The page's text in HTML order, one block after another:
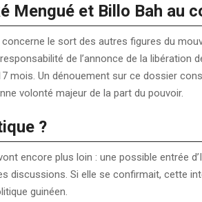
Mengué et Billo Bah au
concerne le sort des autres figures du
de l’annonce de la libération
mois. Un dénouement sur ce dossier
volonté majeur de la part du pouvoir.
?
encore plus loin : une possible entrée
discussions. Si elle se confirmait, cette
guinéen.